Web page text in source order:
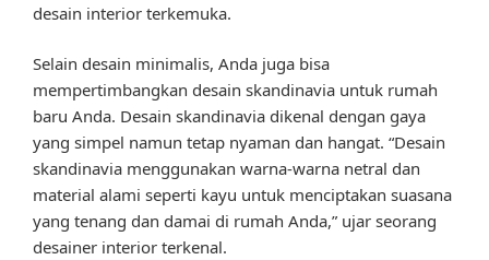
desain interior terkemuka.
Selain desain minimalis, Anda juga bisa
mempertimbangkan desain skandinavia untuk rumah
baru Anda. Desain skandinavia dikenal dengan gaya
yang simpel namun tetap nyaman dan hangat. “Desain
skandinavia menggunakan warna-warna netral dan
material alami seperti kayu untuk menciptakan suasana
yang tenang dan damai di rumah Anda,” ujar seorang
desainer interior terkenal.